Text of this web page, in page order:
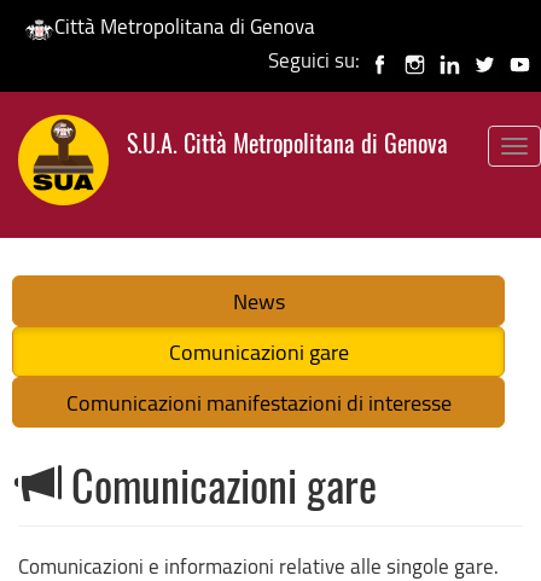
Salta
contenuto
principale
Città Metropolitana di Genova
Seguici su:
S.U.A. Città Metropolitana di Genova
News
Comunicazioni gare
Comunicazioni manifestazioni di interesse
Comunicazioni gare
Comunicazioni e informazioni relative alle singole gare.